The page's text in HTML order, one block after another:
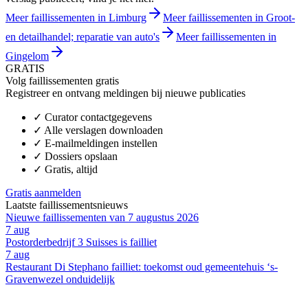
Meer faillissementen in Limburg
Meer faillissementen in Groot-
en detailhandel; reparatie van auto's
Meer faillissementen in
Gingelom
GRATIS
Volg faillissementen gratis
Registreer en ontvang meldingen bij nieuwe publicaties
✓ Curator contactgegevens
✓ Alle verslagen downloaden
✓ E-mailmeldingen instellen
✓ Dossiers opslaan
✓ Gratis, altijd
Gratis aanmelden
Laatste faillissementsnieuws
Nieuwe faillissementen van 7 augustus 2026
7 aug
Postorderbedrijf 3 Suisses is failliet
7 aug
Restaurant Di Stephano failliet: toekomst oud gemeentehuis ‘s-
Gravenwezel onduidelijk